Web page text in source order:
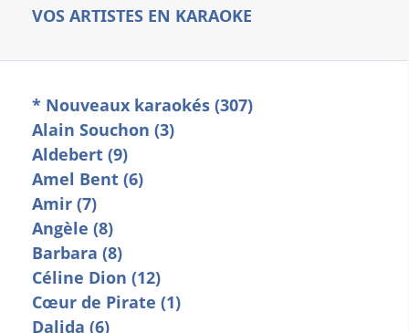
VOS ARTISTES EN KARAOKE
* Nouveaux karaokés (307)
Alain Souchon (3)
Aldebert (9)
Amel Bent (6)
Amir (7)
Angèle (8)
Barbara (8)
Céline Dion (12)
Cœur de Pirate (1)
Dalida (6)